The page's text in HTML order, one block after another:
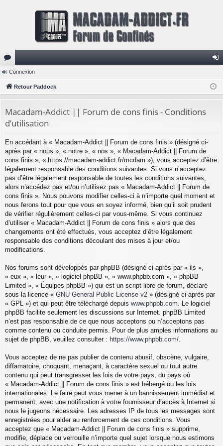
or
u
s
ne
Connexion
Retour Paddock
Macadam-Addict || Forum de cons finis - Conditions
d’utilisation
En accédant à « Macadam-Addict || Forum de cons finis » (désigné ci-
après par « nous », « notre », « nos », « Macadam-Addict || Forum de
cons finis », « https://macadam-addict.fr/mcdam »), vous acceptez d’être
légalement responsable des conditions suivantes. Si vous n’acceptez
pas d’être légalement responsable de toutes les conditions suivantes,
alors n’accédez pas et/ou n’utilisez pas « Macadam-Addict || Forum de
cons finis ». Nous pouvons modifier celles-ci à n’importe quel moment et
nous ferons tout pour que vous en soyez informé, bien qu’il soit prudent
de vérifier régulièrement celles-ci par vous-même. Si vous continuez
d’utiliser « Macadam-Addict || Forum de cons finis » alors que des
changements ont été effectués, vous acceptez d’être légalement
responsable des conditions découlant des mises à jour et/ou
modifications.
Nos forums sont développés par phpBB (désigné ci-après par « ils »,
« eux », « leur », « logiciel phpBB », « www.phpbb.com », « phpBB
Limited », « Équipes phpBB ») qui est un script libre de forum, déclaré
sous la licence « GNU General Public License v2 » (désigné ci-après par
« GPL ») et qui peut être téléchargé depuis www.phpbb.com . Le logiciel
phpBB facilite seulement les discussions sur Internet. phpBB Limited
n’est pas responsable de ce que nous acceptons ou n’acceptons pas
comme contenu ou conduite permis. Pour de plus amples informations au
sujet de phpBB, veuillez consulter : https://www.phpbb.com/
Vous acceptez de ne pas publier de contenu abusif, obscène, vulgaire,
diffamatoire, choquant, menaçant, à caractère sexuel ou tout autre
contenu qui peut transgresser les lois de votre pays, du pays où
« Macadam-Addict || Forum de cons finis » est hébergé ou les lois
internationales. Le faire peut vous mener à un bannissement immédiat et
permanent, avec une notification à votre fournisseur d’accès à Internet si
nous le jugeons nécessaire. Les adresses IP de tous les messages sont
enregistrées pour aider au renforcement de ces conditions. Vous
acceptez que « Macadam-Addict || Forum de cons finis » supprime,
modifie, déplace ou verrouille n’importe quel sujet lorsque nous estimons